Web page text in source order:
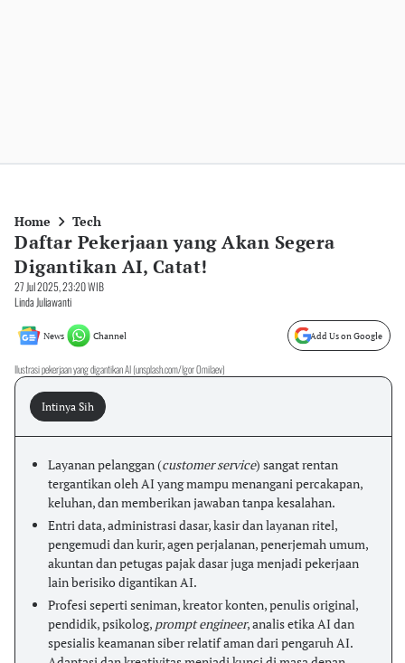
Home Tech
Daftar Pekerjaan yang Akan Segera
Digantikan AI, Catat!
27 Jul 2025, 23:20 WIB
Linda Juliawanti
News Channel Add Us on Google
Ilustrasi pekerjaan yang digantikan AI (unsplash.com/Igor Omilaev)
Intinya Sih
Layanan pelanggan (customer service) sangat rentan
tergantikan oleh AI yang mampu menangani percakapan,
keluhan, dan memberikan jawaban tanpa kesalahan.
Entri data, administrasi dasar, kasir dan layanan ritel,
pengemudi dan kurir, agen perjalanan, penerjemah umum,
akuntan dan petugas pajak dasar juga menjadi pekerjaan
lain berisiko digantikan AI.
Profesi seperti seniman, kreator konten, penulis original,
pendidik, psikolog, prompt engineer, analis etika AI dan
spesialis keamanan siber relatif aman dari pengaruh AI.